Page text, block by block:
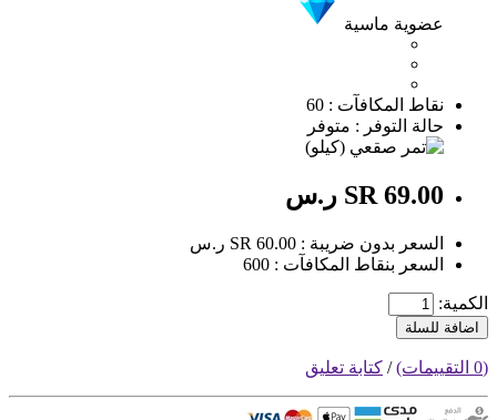
عضوية ماسية
نقاط المكافآت : 60
حالة التوفر : متوفر
SR 69.00 ر.س
السعر بدون ضريبة : SR 60.00 ر.س
السعر بنقاط المكافآت : 600
الكمية:
اضافة للسلة
(0 التقييمات) / كتابة تعليق